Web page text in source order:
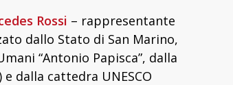
Rossi – rappresentante
dallo Stato di San Marino,
“Antonio Papisca”, dalla
dalla cattedra UNESCO